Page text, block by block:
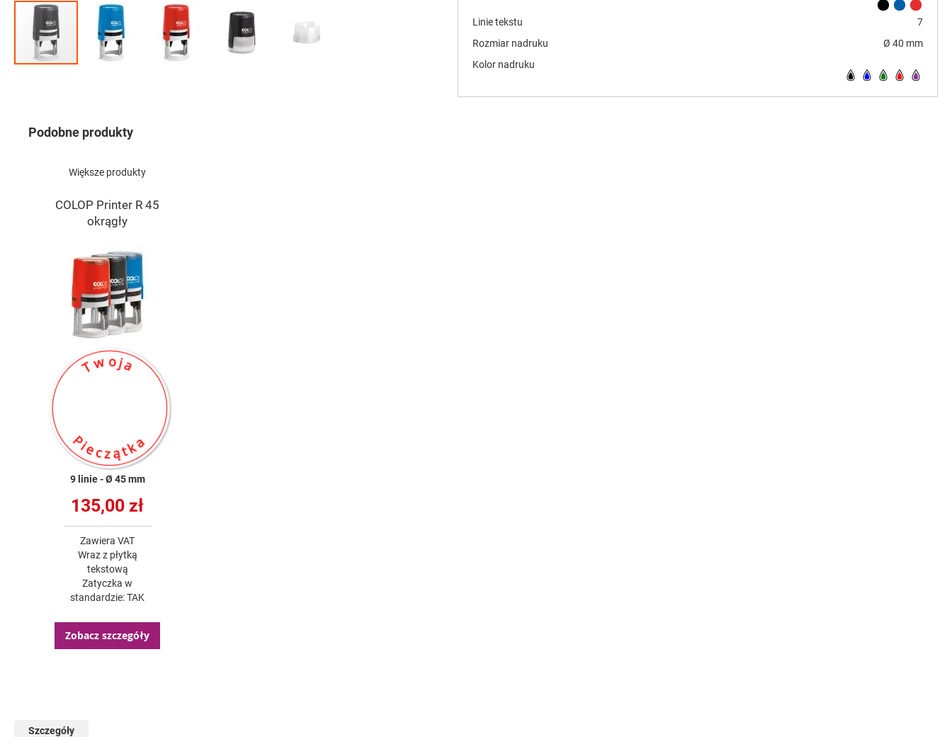
Linie tekstu
7
Rozmiar nadruku
Ø 40 mm
Kolor nadruku
Podobne produkty
Większe produkty
COLOP Printer R 45
okrągły
9 linie Ø 45 mm
135,00 zł
Zawiera VAT
Wraz z płytką
tekstową
Zatyczka w
standardzie: TAK
Zobacz szczegóły
Szczegóły